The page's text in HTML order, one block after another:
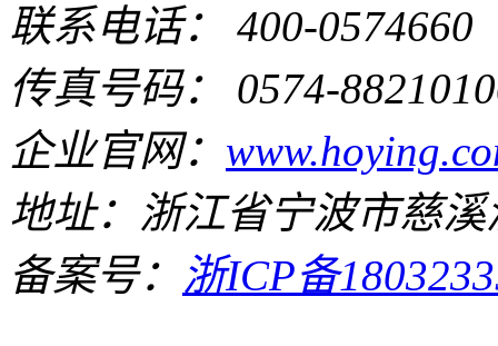
联系电话： 400-0574660
传真号码： 0574-
企业官网：
地址：浙江省宁波市慈
备案号： 浙ICP备